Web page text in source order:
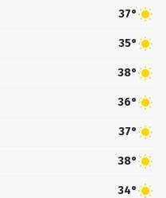
37°
35°
38°
36°
37°
38°
34°